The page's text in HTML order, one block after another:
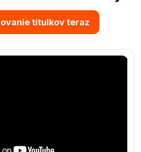
titulkov teraz